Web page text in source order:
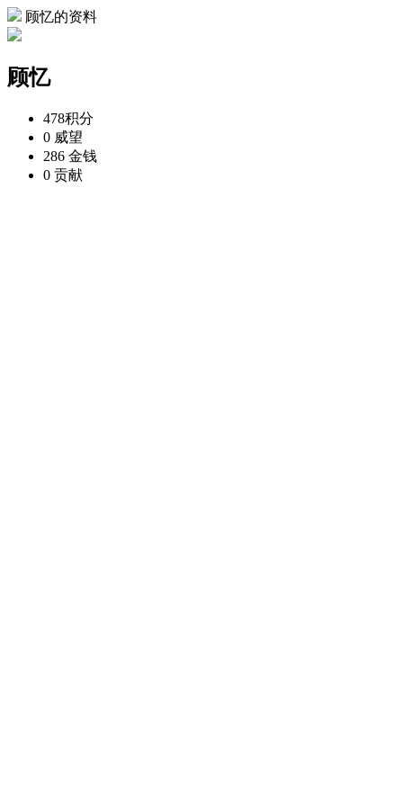
顾忆的资料
顾忆
478积分
0 威望
286 金钱
0 贡献